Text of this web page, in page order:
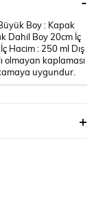
Boy : Kapak
Dahil Boy 20cm İç
Hacim : 250 ml Dış
olmayan kaplaması
uygundur.